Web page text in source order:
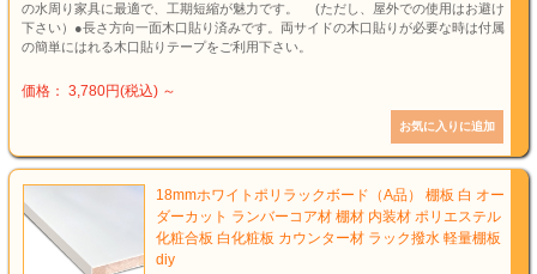
の水周り家具に最適で、工期短縮が魅力です。 (ただし、屋外での使用はお避け
下さい）●長さ方向一面木口貼り済みです。両サイドの木口貼りが必要な時は付属
の簡単にはれる木口貼りテープをご利用下さい。
価格： 3,780円(税込) ～
18mmホワイトポリラックボード（A品） 棚板 白 オー
ダーカット ランバーコア材 棚材 内装材 ポリエステル
化粧合板 白化粧板 カウンター材 ラック撥水 軽量棚板
diy